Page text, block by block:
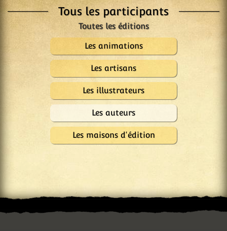
Tous les participants
Les animations
Les artisans
Les illustrateurs
Les auteurs
Les maisons d'édition